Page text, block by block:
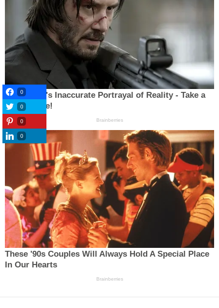
0
0
0
0